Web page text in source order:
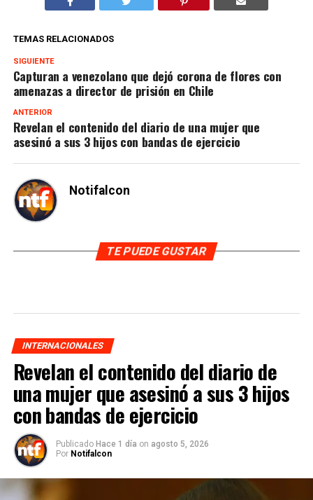
TEMAS RELACIONADOS
SIGUIENTE
Capturan a venezolano que dejó corona de flores con
amenazas a director de prisión en Chile
ANTERIOR
Revelan el contenido del diario de una mujer que
asesinó a sus 3 hijos con bandas de ejercicio
Notifalcon
TE PUEDE GUSTAR
INTERNACIONALES
Revelan el contenido del diario de
una mujer que asesinó a sus 3 hijos
con bandas de ejercicio
Publicado Hace 1 día on agosto 5, 2026
Por Notifalcon